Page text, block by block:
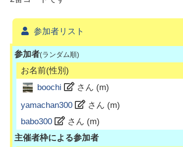
参加者リスト
参加者(ランダム順)
お名前(性別)
boochi
さん (m)
yamachan300
さん (m)
babo300
さん (m)
主催者枠による参加者